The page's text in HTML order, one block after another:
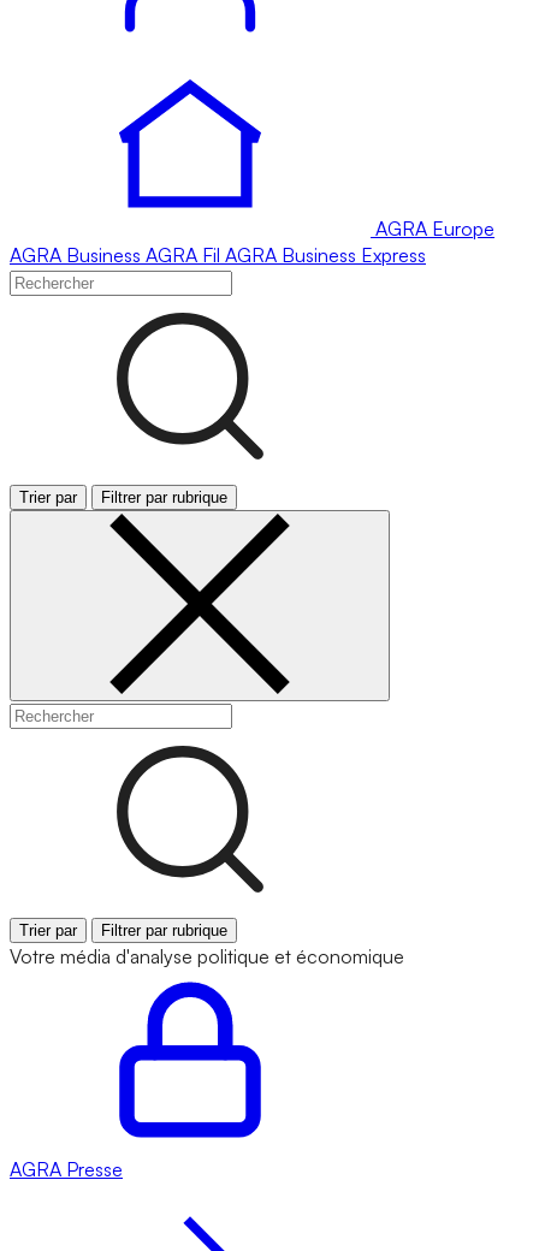
AGRA Europe
AGRA Business AGRA Fil AGRA Business Express
Trier par Filtrer par rubrique
Trier par Filtrer par rubrique
Votre média d'analyse politique et économique
AGRA Presse